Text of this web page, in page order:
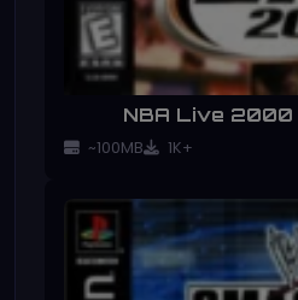
NBA Live 2000
~100MB 1K+